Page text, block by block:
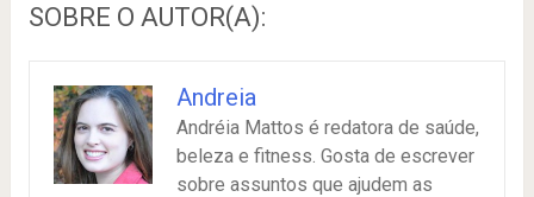
SOBRE O AUTOR(A):
Andreia
Andréia Mattos é redatora de saúde,
beleza e fitness. Gosta de escrever
sobre assuntos que ajudem as